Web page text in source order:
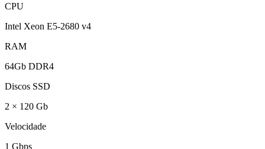
CPU
Intel Xeon E5-2680 v4
RAM
64Gb DDR4
Discos SSD
2 × 120 Gb
Velocidade
1 Gbps